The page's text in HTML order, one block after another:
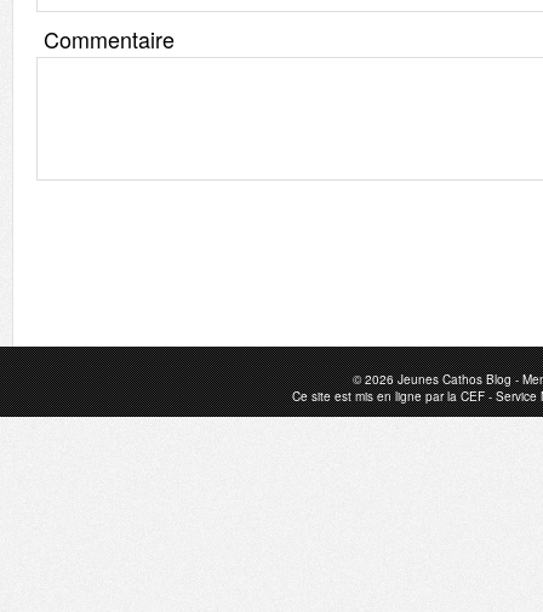
Commentaire
© 2026Jeunes Cathos Blog-
Ce site est mis en ligne par laCEF-Service